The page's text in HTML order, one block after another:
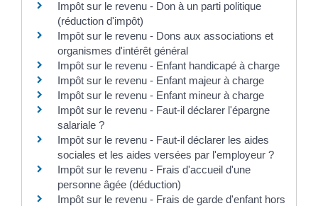
Impôt sur le revenu - Don à un parti politique
(réduction d'impôt)
Impôt sur le revenu - Dons aux associations et
organismes d'intérêt général
Impôt sur le revenu - Enfant handicapé à charge
Impôt sur le revenu - Enfant majeur à charge
Impôt sur le revenu - Enfant mineur à charge
Impôt sur le revenu - Faut-il déclarer l'épargne
salariale ?
Impôt sur le revenu - Faut-il déclarer les aides
sociales et les aides versées par l'employeur ?
Impôt sur le revenu - Frais d'accueil d'une
personne âgée (déduction)
Impôt sur le revenu - Frais de garde d'enfant hors